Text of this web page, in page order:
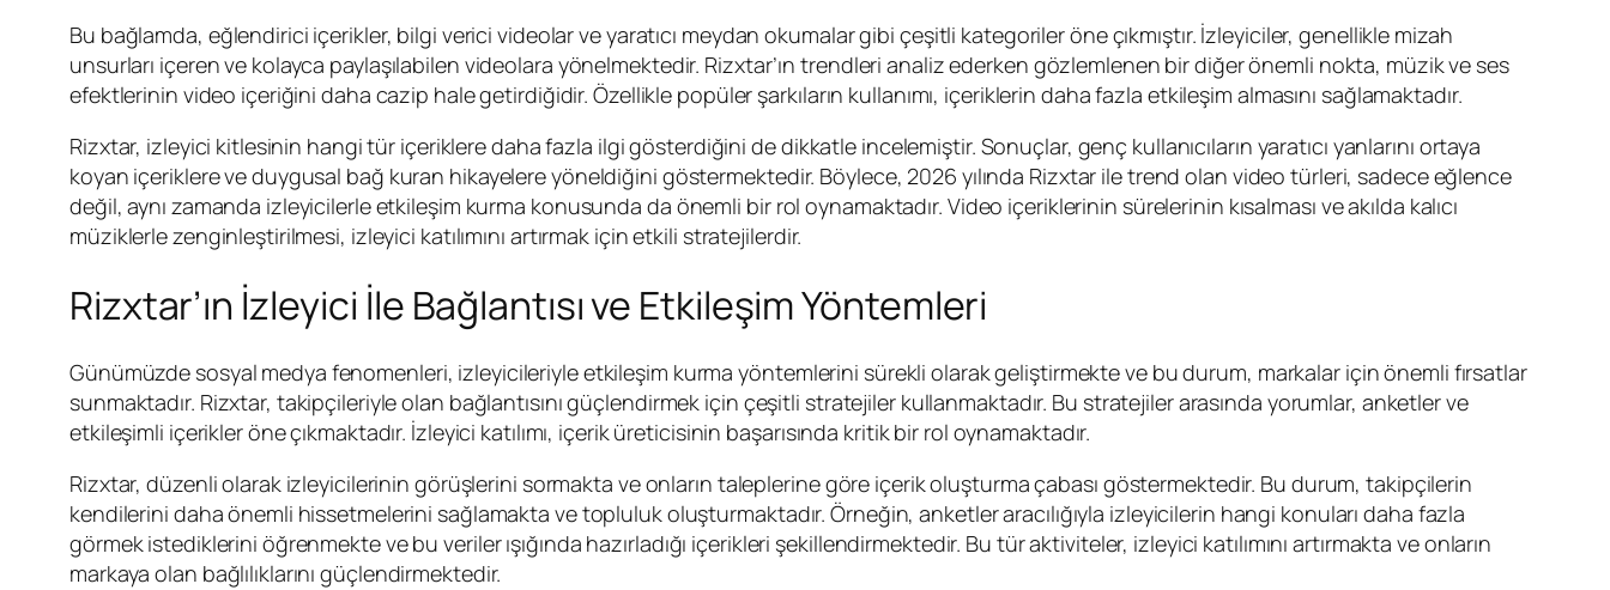
Bu bağlamda, eğlendirici içerikler, bilgi verici videolar ve yaratıcı meydan okumalar gibi çeşitli kategoriler öne çıkmıştır. İzleyiciler, genellikle mizah
unsurları içeren ve kolayca paylaşılabilen videolara yönelmektedir. Rizxtar’ın trendleri analiz ederken gözlemlenen bir diğer önemli nokta, müzik ve ses
efektlerinin video içeriğini daha cazip hale getirdiğidir. Özellikle popüler şarkıların kullanımı, içeriklerin daha fazla etkileşim almasını sağlamaktadır.
Rizxtar, izleyici kitlesinin hangi tür içeriklere daha fazla ilgi gösterdiğini de dikkatle incelemiştir. Sonuçlar, genç kullanıcıların yaratıcı yanlarını ortaya
koyan içeriklere ve duygusal bağ kuran hikayelere yöneldiğini göstermektedir. Böylece, 2026 yılında Rizxtar ile trend olan video türleri, sadece eğlence
değil, aynı zamanda izleyicilerle etkileşim kurma konusunda da önemli bir rol oynamaktadır. Video içeriklerinin sürelerinin kısalması ve akılda kalıcı
müziklerle zenginleştirilmesi, izleyici katılımını artırmak için etkili stratejilerdir.
Rizxtar’ın İzleyici İle Bağlantısı ve Etkileşim Yöntemleri
Günümüzde sosyal medya fenomenleri, izleyicileriyle etkileşim kurma yöntemlerini sürekli olarak geliştirmekte ve bu durum, markalar için önemli fırsatlar
sunmaktadır. Rizxtar, takipçileriyle olan bağlantısını güçlendirmek için çeşitli stratejiler kullanmaktadır. Bu stratejiler arasında yorumlar, anketler ve
etkileşimli içerikler öne çıkmaktadır. İzleyici katılımı, içerik üreticisinin başarısında kritik bir rol oynamaktadır.
Rizxtar, düzenli olarak izleyicilerinin görüşlerini sormakta ve onların taleplerine göre içerik oluşturma çabası göstermektedir. Bu durum, takipçilerin
kendilerini daha önemli hissetmelerini sağlamakta ve topluluk oluşturmaktadır. Örneğin, anketler aracılığıyla izleyicilerin hangi konuları daha fazla
görmek istediklerini öğrenmekte ve bu veriler ışığında hazırladığı içerikleri şekillendirmektedir. Bu tür aktiviteler, izleyici katılımını artırmakta ve onların
markaya olan bağlılıklarını güçlendirmektedir.